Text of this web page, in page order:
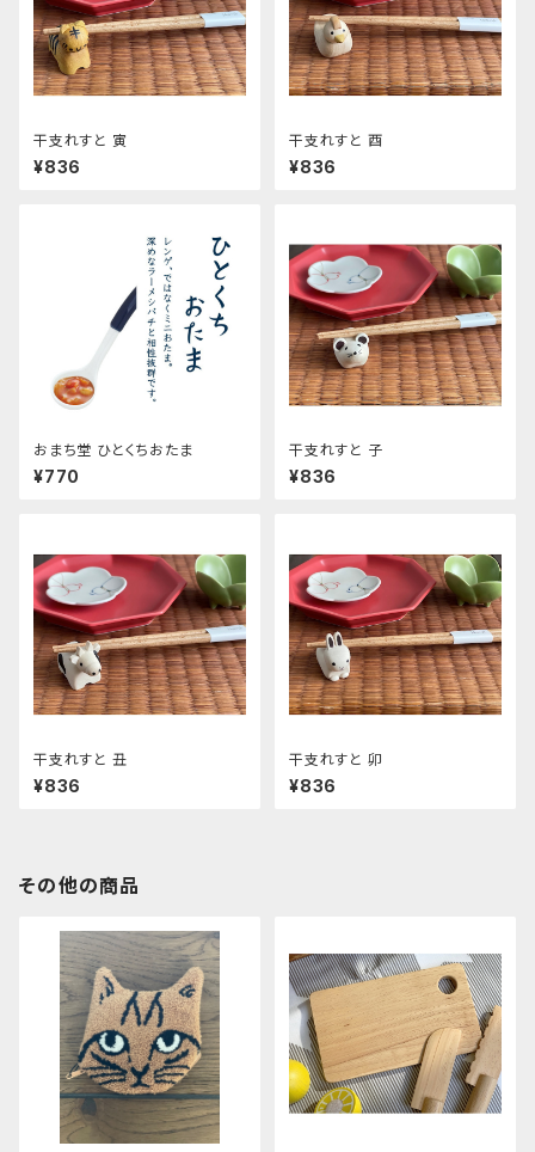
干支れすと 寅
¥836
干支れすと 酉
¥836
おまち堂 ひとくちおたま
¥770
干支れすと 子
¥836
干支れすと 丑
¥836
干支れすと 卯
¥836
その他の商品